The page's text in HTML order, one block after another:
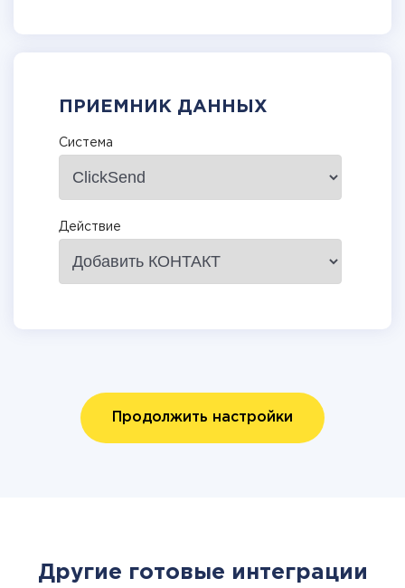
ПРИЕМНИК ДАННЫХ
Система
Действие
Продолжить настройки
Другие готовые интеграции